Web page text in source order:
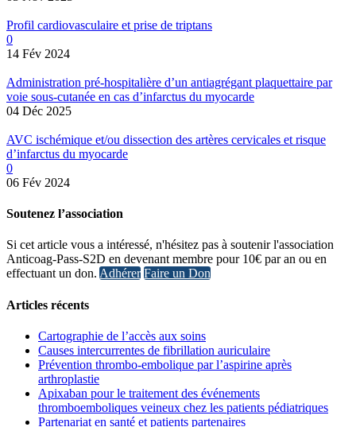
Profil cardiovasculaire et prise de triptans
0
14 Fév 2024
Administration pré-hospitalière d’un antiagrégant plaquettaire par
voie sous-cutanée en cas d’infarctus du myocarde
04 Déc 2025
AVC ischémique et/ou dissection des artères cervicales et risque
d’infarctus du myocarde
0
06 Fév 2024
Soutenez l’association
Si cet article vous a intéressé, n'hésitez pas à soutenir l'association
Anticoag-Pass-S2D en devenant membre pour 10€ par an ou en
effectuant un don. Adhérer Faire un Don
Articles récents
Cartographie de l’accès aux soins
Causes intercurrentes de fibrillation auriculaire
Prévention thrombo-embolique par l’aspirine après
arthroplastie
Apixaban pour le traitement des événements
thromboemboliques veineux chez les patients pédiatriques
Partenariat en santé et patients partenaires